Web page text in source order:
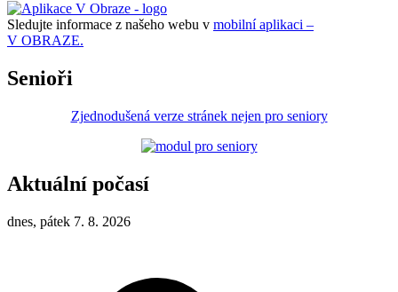
Sledujte informace z našeho webu v mobilní aplikaci –
V OBRAZE.
Senioři
Zjednodušená verze stránek nejen pro seniory
Aktuální počasí
dnes, pátek 7. 8. 2026